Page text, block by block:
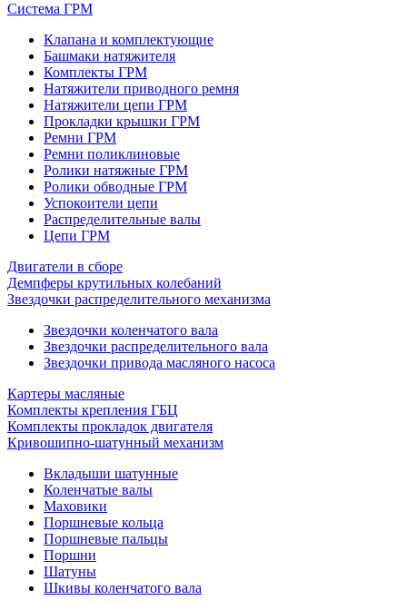
Система ГРМ
Клапана и комплектующие
Башмаки натяжителя
Комплекты ГРМ
Натяжители приводного ремня
Натяжители цепи ГРМ
Прокладки крышки ГРМ
Ремни ГРМ
Ремни поликлиновые
Ролики натяжные ГРМ
Ролики обводные ГРМ
Успокоители цепи
Распределительные валы
Цепи ГРМ
Двигатели в сборе
Демпферы крутильных колебаний
Звездочки распределительного механизма
Звездочки коленчатого вала
Звездочки распределительного вала
Звездочки привода масляного насоса
Картеры масляные
Комплекты крепления ГБЦ
Комплекты прокладок двигателя
Кривошипно-шатунный механизм
Вкладыши шатунные
Коленчатые валы
Маховики
Поршневые кольца
Поршневые пальцы
Поршни
Шатуны
Шкивы коленчатого вала